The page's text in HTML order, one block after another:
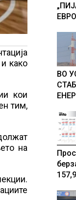
како
кои
тим,
на
ВО